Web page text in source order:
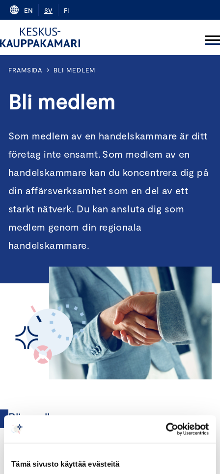
Tämä sivusto käyttää evästeitä
Skip
content
EN SV FI
FRAMSIDA › BLI MEDLEM
Bli medlem
Som medlem av en handelskammare är ditt
företag inte ensamt. Som medlem av en
handelskammare kan du koncentrera dig på
din affärsverksamhet som en del av ett
starkt nätverk. Du kan ansluta dig som
medlem genom din regionala
handelskammare.
Bli medlem
Företag vill bli framgångsrika, vara lönsamma och
internationalisera sig. På vägen möter de utmaningar,